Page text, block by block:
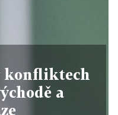
konfliktech
a